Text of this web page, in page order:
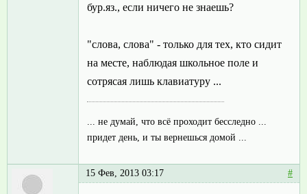
бур.яз., если ничего не знаешь?
"слова, слова" - только для тех, кто сидит
на месте, наблюдая школьное поле и
сотрясая лишь клавиатуру ...
... не думай, что всё проходит бесследно ...
придет день, и ты вернешься домой ...
15 Фев, 2013 03:17 #